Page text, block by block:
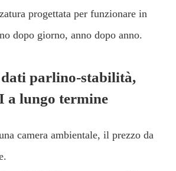
progettata per funzionare in
dopo giorno, anno dopo anno.
dati parlino-stabilità,
a lungo termine
camera ambientale, il prezzo da